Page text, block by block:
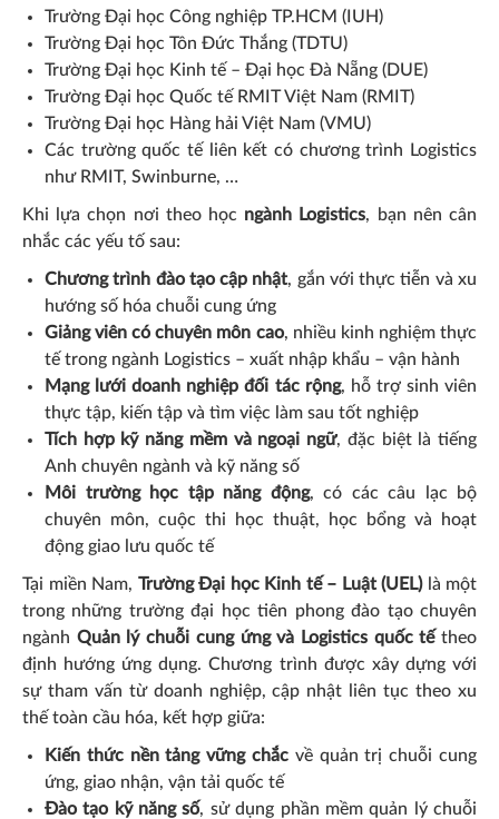
Trường Đại học Công nghiệp TP.HCM (IUH)
Trường Đại học Tôn Đức Thắng (TDTU)
Trường Đại học Kinh tế – Đại học Đà Nẵng (DUE)
Trường Đại học Quốc tế RMIT Việt Nam (RMIT)
Trường Đại học Hàng hải Việt Nam (VMU)
Các trường quốc tế liên kết có chương trình Logistics
như RMIT, Swinburne, …
Khi lựa chọn nơi theo học ngành Logistics, bạn nên cân
nhắc các yếu tố sau:
Chương trình đào tạo cập nhật, gắn với thực tiễn và xu
hướng số hóa chuỗi cung ứng
Giảng viên có chuyên môn cao, nhiều kinh nghiệm thực
tế trong ngành Logistics – xuất nhập khẩu – vận hành
Mạng lưới doanh nghiệp đối tác rộng, hỗ trợ sinh viên
thực tập, kiến tập và tìm việc làm sau tốt nghiệp
Tích hợp kỹ năng mềm và ngoại ngữ, đặc biệt là tiếng
Anh chuyên ngành và kỹ năng số
Môi trường học tập năng động, có các câu lạc bộ
chuyên môn, cuộc thi học thuật, học bổng và hoạt
động giao lưu quốc tế
Tại miền Nam, Trường Đại học Kinh tế – Luật (UEL)là một
trong những trường đại học tiên phong đào tạo chuyên
ngành Quản lý chuỗi cung ứng và Logistics quốc tếtheo
định hướng ứng dụng. Chương trình được xây dựng với
sự tham vấn từ doanh nghiệp, cập nhật liên tục theo xu
thế toàn cầu hóa, kết hợp giữa:
Kiến thức nền tảng vững chắc về quản trị chuỗi cung
ứng, giao nhận, vận tải quốc tế
Đào tạo kỹ năng số, sử dụng phần mềm quản lý chuỗi